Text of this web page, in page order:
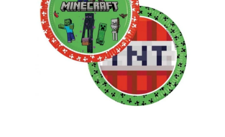
POCHUTINY
ZDRAVÉ PEČENÍ